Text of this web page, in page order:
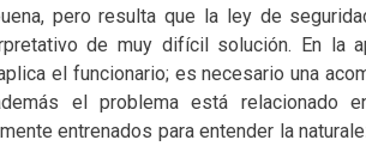
pero resulta que la ley de
de muy difícil solución. En la
el funcionario; es necesario una
el problema está relacionado
entrenados para entender la